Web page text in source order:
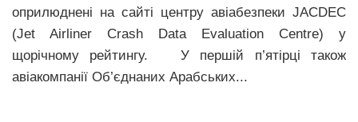
Цікаво
Наука
Технології
оприлюднені на сайті центру авіабезпеки JACDEC
(Jet Airliner Crash Data Evaluation Centre) у
щорічному рейтингу. У першій п’ятірці також
авіакомпанії Об’єднаних Арабських...